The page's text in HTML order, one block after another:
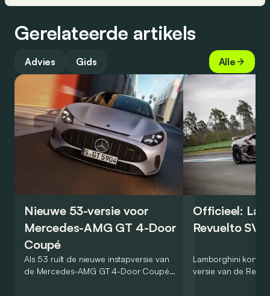
Gerelateerde artikels
Advies Gids Alle
Nieuwe 53-versie voor
Mercedes-AMG GT 4-Door
Coupé
Als 53 ruilt de nieuwe instapversie van
de Mercedes-AMG GT 4-Door Coupé
Officieel:
Revuelto SV
Lamborghini
versie van de